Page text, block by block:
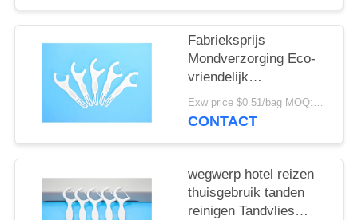
Fabrieksprijs
Mondverzorging Eco-
vriendelijk
Geavanceerde Schoon
Tandstoker Tandpasta
Exw price $0.51/bag MOQ:30000bags
CONTACT
wegwerp hotel reizen
thuisgebruik tanden
reinigen Tandvlies